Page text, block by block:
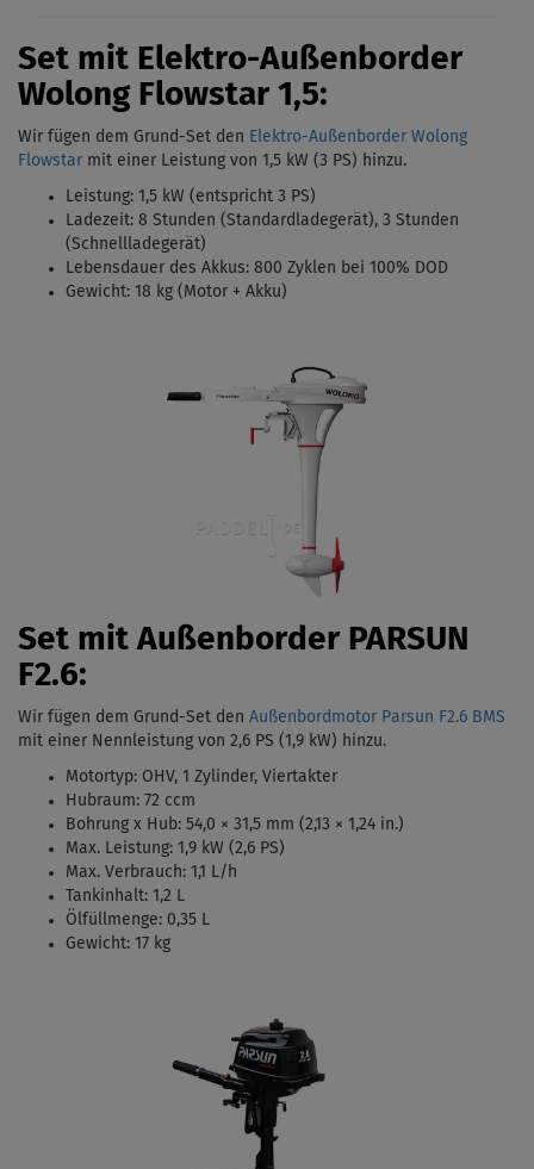
Set mit Elektro-Außenborder
Wolong Flowstar 1,5:
Wir fügen dem Grund-Set den Elektro-Außenborder Wolong
Flowstar mit einer Leistung von 1,5 kW (3 PS) hinzu.
Leistung: 1,5 kW (entspricht 3 PS)
Ladezeit: 8 Stunden (Standardladegerät), 3 Stunden
(Schnellladegerät)
Lebensdauer des Akkus: 800 Zyklen bei 100% DOD
Gewicht: 18 kg (Motor + Akku)
Set mit Außenborder PARSUN
F2.6:
Wir fügen dem Grund-Set den Außenbordmotor Parsun F2.6 BMS
mit einer Nennleistung von 2,6 PS (1,9 kW) hinzu.
Motortyp: OHV, 1 Zylinder, Viertakter
Hubraum: 72 ccm
Bohrung x Hub: 54,0 × 31,5 mm (2,13 × 1,24 in.)
Max. Leistung: 1,9 kW (2,6 PS)
Max. Verbrauch: 1,1 L/h
Tankinhalt: 1,2 L
Ölfüllmenge: 0,35 L
Gewicht: 17 kg